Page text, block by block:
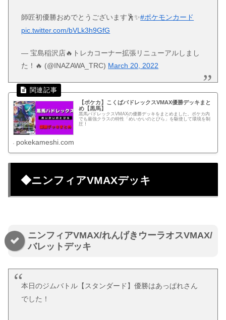
師匠初優勝おめでとうございます🕺✨#ポケモンカード
pic.twitter.com/bVLk3h9GfG
— 宝島稲沢店🔥トレカコーナー拡張リニューアルしまし
た！🔥 (@INAZAWA_TRC) March 20, 2022
【ポケカ】こくばバドレックスVMAX優勝デッキまと
め【黒馬】
黒馬バドレックスVMAXの優勝デッキをまとめました。ポケカ内
でも最強クラスの特性「めいかいのとびら」を駆使して環境を制
圧！
pokekameshi.com
◆ニンフィアVMAXデッキ
ニンフィアVMAX/れんげきウーラオスVMAX/
バレットデッキ
本日のジムバトル【スタンダード】優勝はあっぱれさん
でした！